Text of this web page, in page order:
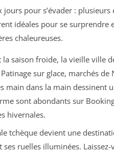
jours pour s’évader :
idéales pour se surprendre
chaleureuses.
la saison froide, la vieille ville
sur glace, marchés de
main dans la main dessinent
sont abondants sur
hivernales.
tchèque devient une
ses ruelles illuminées.